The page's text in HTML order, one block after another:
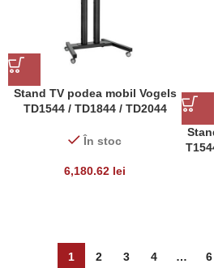
Stand TV podea mobil Vogels
TD1544 / TD1844 / TD2044
În stoc
6,180.62 lei
1 2 3 4 … 6